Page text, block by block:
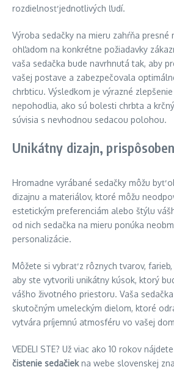
rozdielnosť jednotlivých ľudí.
Výroba sedačky na mieru zahŕňa presné
ohľadom na konkrétne požiadavky
vaša sedačka bude navrhnutá tak, aby
vašej postave a zabezpečovala
chrbticu. Výsledkom je výrazné
nepohodlia, ako sú bolesti chrbta a
súvisia s nevhodnou sedacou polohou.
Unikátny dizajn,
Hromadne vyrábané sedačky môžu byť
dizajnu a materiálov, ktoré môžu
estetickým preferenciám alebo štýlu
od nich sedačka na mieru ponúka
personalizácie.
Môžete si vybrať z rôznych tvarov,
aby ste vytvorili unikátny kúsok, ktorý
vášho životného priestoru. Vaša
skutočným umeleckým dielom, ktoré
vytvára príjemnú atmosféru vo vašej
VEDELI STE? Už viac ako 10 rokov nájdete
čistenie sedačiekna webe slovenskej